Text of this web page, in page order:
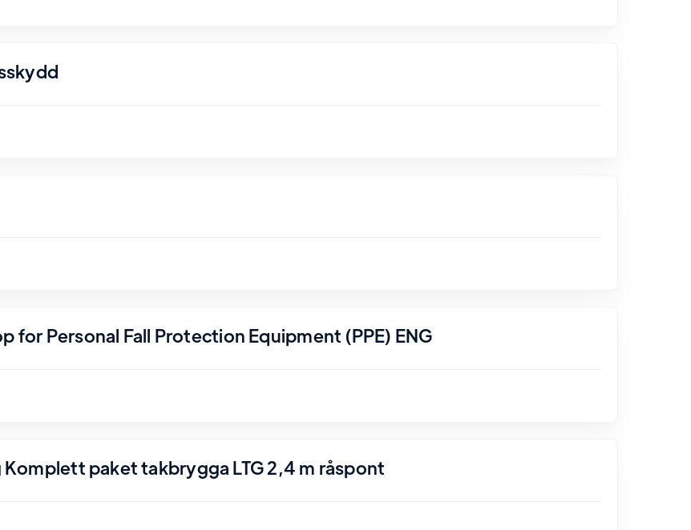
Personal Fall Protection Equipment (PPE) ENG
paket takbrygga LTG 2,4 m råspont